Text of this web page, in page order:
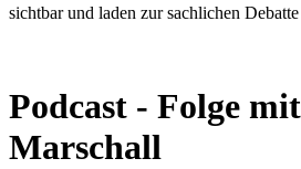
sichtbar und laden zur sachlichen
Podcast - Folge
Marschall